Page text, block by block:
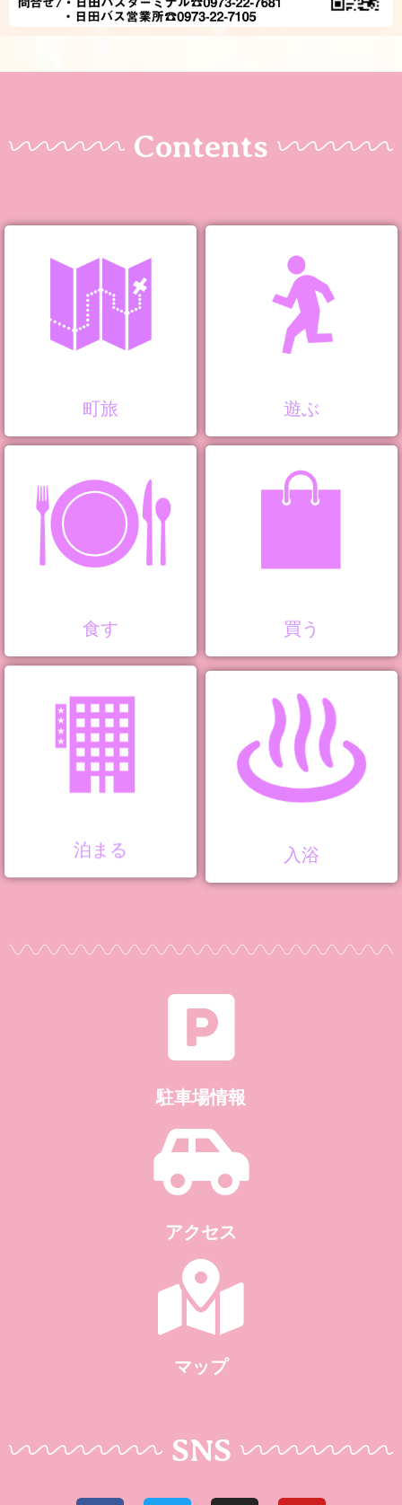
Contents
町旅 遊ぶ
食す 買う
泊まる 入浴
駐車場情報
アクセス
マップ
SNS